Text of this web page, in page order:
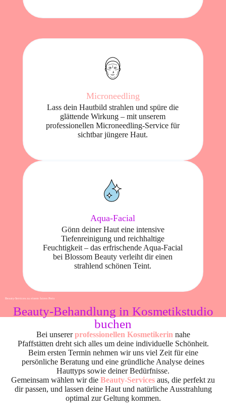
Microneedling
Lass dein Hautbild strahlen und spüre die
glättende Wirkung – mit unserem
professionellen Microneedling-Service für
sichtbar jüngere Haut.
Aqua-Facial
Gönn deiner Haut eine intensive
Tiefenreinigung und reichhaltige
Feuchtigkeit – das erfrischende Aqua-Facial
bei Blossom Beauty verleiht dir einen
strahlend schönen Teint.
Beauty-Services zu einem fairen Preis
Beauty-Behandlung in Kosmetikstudio
buchen
Bei unsererprofessionellen Kosmetikerin nahe
Pfaffstätten dreht sich alles um deine individuelle Schönheit.
Beim ersten Termin nehmen wir uns viel Zeit für eine
persönliche Beratung und eine gründliche Analyse deines
Hauttyps sowie deiner Bedürfnisse.
Gemeinsam wählen wir die Beauty-Services aus, die perfekt zu
dir passen, und lassen deine Haut und natürliche Ausstrahlung
optimal zur Geltung kommen.